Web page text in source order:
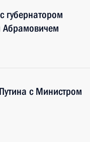
губернатором
Абрамовичем
с Министром